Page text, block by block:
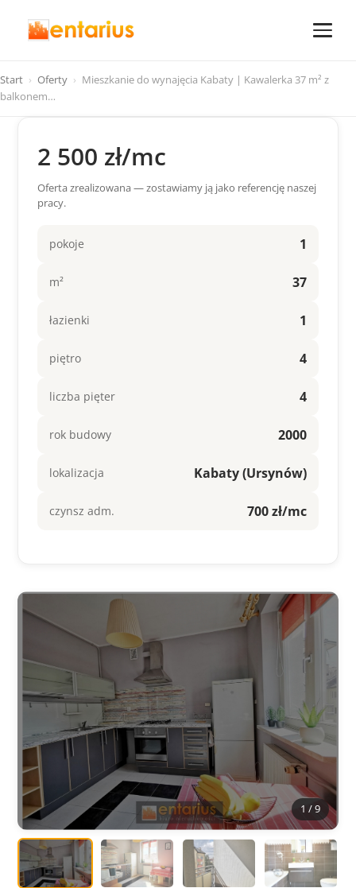
Start › Oferty › Mieszkanie do wynajęcia Kabaty | Kawalerka 37 m² z
balkonem…
1 / 9
2 500 zł/mc
Oferta zrealizowana — zostawiamy ją jako referencję naszej
pracy.
1
pokoje
37
m²
1
łazienki
4
piętro
4
liczba pięter
2000
rok budowy
Kabaty (Ursynów)
lokalizacja
700 zł/mc
czynsz adm.